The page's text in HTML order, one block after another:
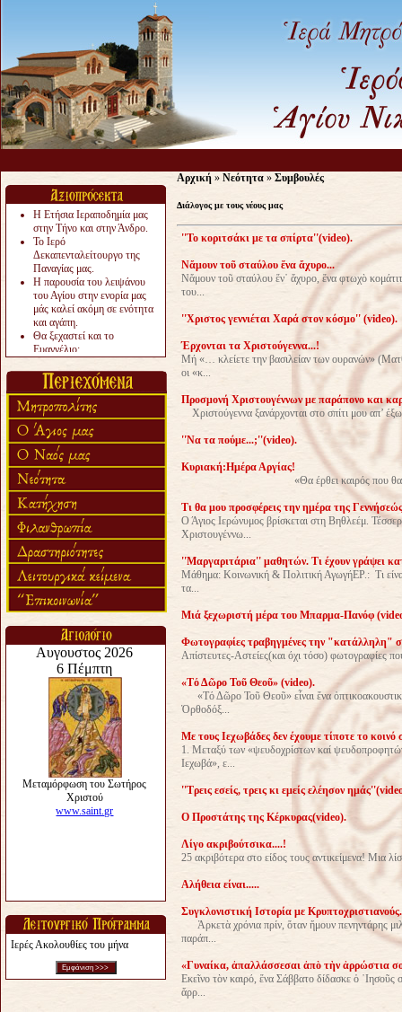
Η Ετήσια Ιεραποδημία μας
στην Τήνο και στην Άνδρο.
Το Ιερό
Δεκαπενταλείτουργο της
Παναγίας μας.
Η παρουσία του λειψάνου
του Αγίου στην ενορία μας
μάς καλεί ακόμη σε ενότητα
και αγάπη.
Θα ξεχαστεί και το
Ευαγγέλιο;
«πολύ αργά».
Ζητείται....
Ιερές Ακολουθίες του μήνα
Αρχική » Νεότητα » Συμβουλές
Διάλογος με τους νέους μας
''Το κοριτσάκι με τα σπίρτα''(video).
Νἄμουν τοῦ σταύλου ἕνα ἄχυρο...
Νἄμουν τοῦ σταύλου ἕν᾿ ἄχυρο, ἕνα φτωχὸ
του...
''Xριστος γεννιέται Χαρά στον κόσμο'' (video).
Έρχονται τα Χριστούγεννα...!
Μή «… κλείετε την βασιλείαν των ουρανών»
οι «κ...
Προσμονή Χριστουγέννων με παράπονο και
Χριστούγεννα ξανάρχονται στο σπίτι μου απ’
''Να τα πούμε...;''(video).
Κυριακή:Ημέρα Αργίας!
«Θα έρθει καιρός που θα
Τι θα μου προσφέρεις την ημέρα της
Ο Άγιος Ιερώνυμος βρίσκεται στη Βηθλεέμ.
Χριστουγέννω...
''Μαργαριτάρια'' μαθητών. Τι έχουν γράψει
Mάθημα: Κοινωνική & Πολιτική ΑγωγήΕΡ.: Τι
τα...
Mιά ξεχωριστή μέρα του Μπαρμα-Πανόφ
Φωτογραφίες τραβηγμένες την "κατάλληλη"
Απίστευτες-Αστείες(και όχι τόσο) φωτογραφίες
«Τό Δῶρο Τοῦ Θεοῦ» (video).
«Τό Δῶρο Τοῦ Θεοῦ» εἶναι ἕνα
Ὀρθοδόξ...
Με τους Ιεχωβάδες δεν έχουμε τίποτε το κοινό
1. Μεταξύ των «ψευδοχρίστων καί
Ιεχωβά», ε...
''Τρεις εσείς, τρεις κι εμείς ελέησον
Ο Προστάτης της Κέρκυρας(video).
Λίγο ακριβούτσικα....!
25 ακριβότερα στο είδος τους αντικείμενα! Μια
Αλήθεια είναι.....
Συγκλονιστική Ιστορία με Κρυπτοχριστιανούς.
Ἀρκετὰ χρόνια πρίν, ὅταν ἤμουν πενηντάρης
παράπ...
«Γυναίκα, ἀπαλλάσσεσαι ἀπὸ τὴν ἀρρώστια
Εκεῖνο τὸν καιρό, ἕνα Σάββατο δίδασκε ὁ ᾿Ιησοῦς
ἄρρ...